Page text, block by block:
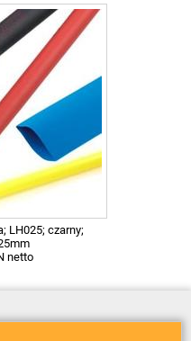
LH025; czarny;
netto